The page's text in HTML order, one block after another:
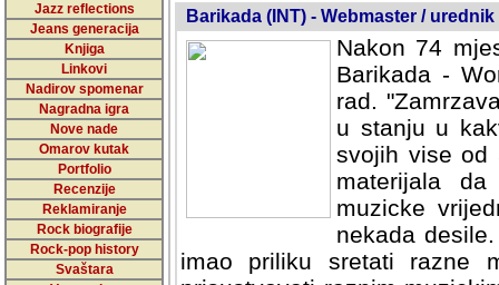
Jazz reflections
Jeans generacija
Knjiga
Linkovi
Nadirov spomenar
Nagradna igra
Nove nade
Omarov kutak
Portfolio
Recenzije
Reklamiranje
Rock biografije
Rock-pop history
Svaštara
Barikada (INT) - Webmaster / urednik
Nakon 74
Barikada -
rad.
u stanju u
svojih vise od
materijala
muzicke
nekada
imao priliku sretati razne